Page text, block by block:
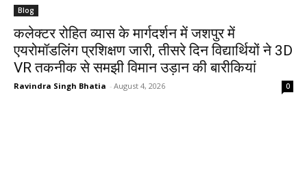
Blog
कलेक्टर रोहित व्यास के मार्गदर्शन में जशपुर में
एयरोमॉडलिंग प्रशिक्षण जारी, तीसरे दिन विद्यार्थियों ने 3D
VR तकनीक से समझी विमान उड़ान की बारीकियां
Ravindra Singh Bhatia - August 4, 2026 0